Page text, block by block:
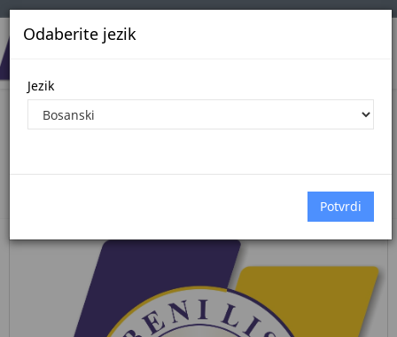
Odaberite jezik
Jezik
Pregled Dokumenata| Broj 27/25